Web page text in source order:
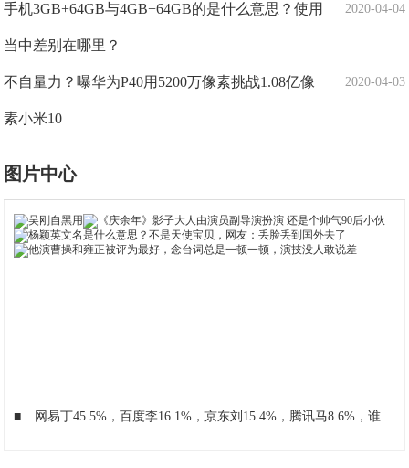
2020-04-04
手机3GB+64GB与4GB+64GB的是什么意思？使用
当中差别在哪里？
2020-04-03
不自量力？曝华为P40用5200万像素挑战1.08亿像
素小米10
图片中心
■ 网易丁45.5%，百度李16.1%，京东刘15.4%，腾讯马8.6%，谁最成功